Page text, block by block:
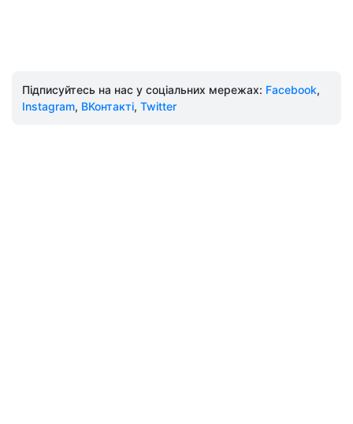
Підписуйтесь на нас у соціальних мережах: Facebook,
Instagram, ВКонтакті, Twitter